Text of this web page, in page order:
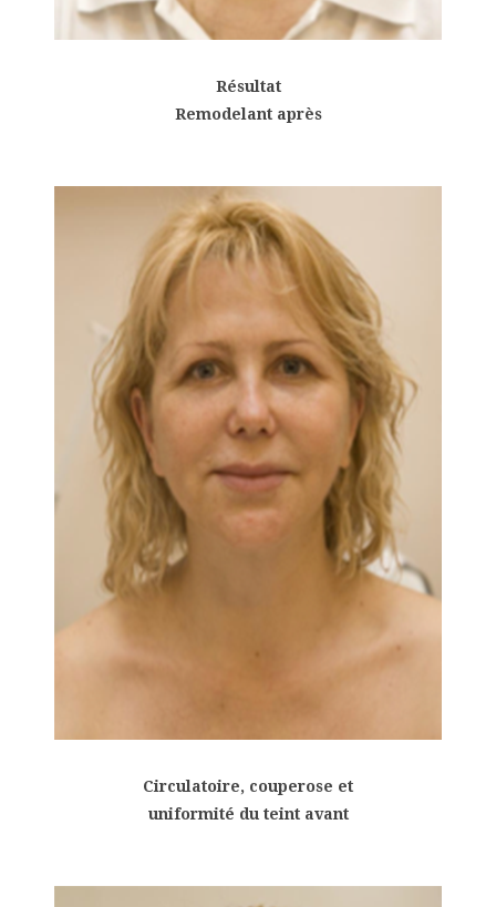
Résultat
Remodelant après
Circulatoire, couperose et
uniformité du teint avant